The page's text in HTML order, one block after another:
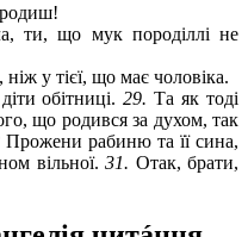
ти, що мук породіллі не
у тієї, що має чоловіка.
обітниці.29. Та як тоді
що родився за духом, так
рабиню та її сина,
вільної.31. Отак, брати,